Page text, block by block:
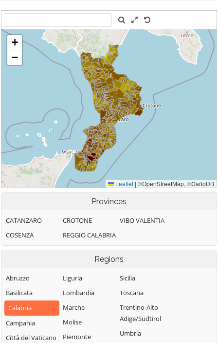
Provinces
CATANZARO
COSENZA
CROTONE
REGGIO CALABRIA
VIBO VALENTIA
Regions
Abruzzo
Basilicata
Calabria
Campania
Città del Vaticano
Liguria
Lombardia
Marche
Molise
Piemonte
Sicilia
Toscana
Trentino-Alto
Adige/Südtirol
Umbria